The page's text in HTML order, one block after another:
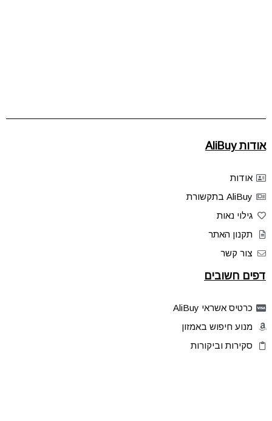
אודות AliBuy
אודות
AliBuy בתקשורת
גילוי נאות
תקנון האתר
צור קשר
דפים חשובים
כרטיס אשראי AliBuy
מנוע חיפוש באמזון
סקירות וביקורות